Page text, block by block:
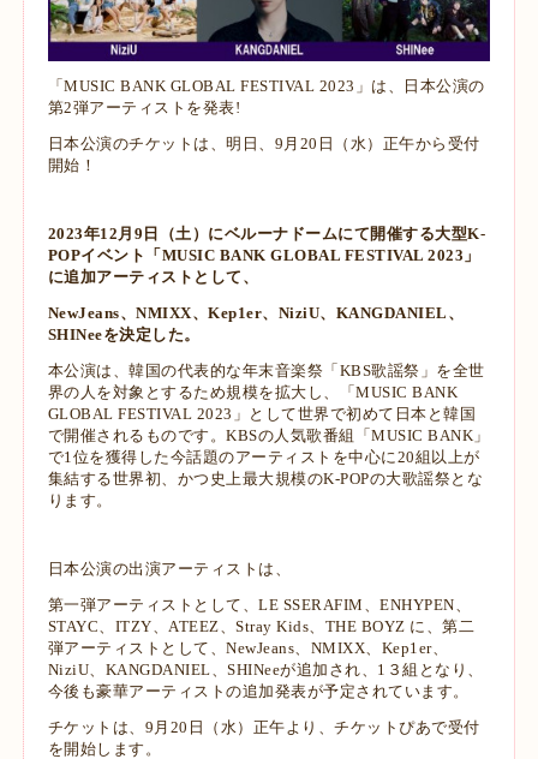
「MUSIC BANK GLOBAL FESTIVAL 2023」は、日本公演の
第2弾アーティストを発表!
日本公演のチケットは、明日、9月20日（水）正午から受付
開始！
2023年12月9日（土）にベルーナドームにて開催する大型K-
POPイベント「MUSIC BANK GLOBAL FESTIVAL 2023」
に追加アーティストとして、
NewJeans、NMIXX、Kep1er、NiziU、KANGDANIEL、
SHINeeを決定した。
本公演は、韓国の代表的な年末音楽祭「KBS歌謡祭」を全世
界の人を対象とするため規模を拡大し、「MUSIC BANK
GLOBAL FESTIVAL 2023」として世界で初めて日本と韓国
で開催されるものです。KBSの人気歌番組「MUSIC BANK」
で1位を獲得した今話題のアーティストを中心に20組以上が
集結する世界初、かつ史上最大規模のK-POPの大歌謡祭とな
ります。
日本公演の出演アーティストは、
第一弾アーティストとして、LE SSERAFIM、ENHYPEN、
STAYC、ITZY、ATEEZ、Stray Kids、THE BOYZ に、第二
弾アーティストとして、NewJeans、NMIXX、Kep1er、
NiziU、KANGDANIEL、SHINeeが追加され、1３組となり、
今後も豪華アーティストの追加発表が予定されています。
チケットは、9月20日（水）正午より、チケットぴあで受付
を開始します。